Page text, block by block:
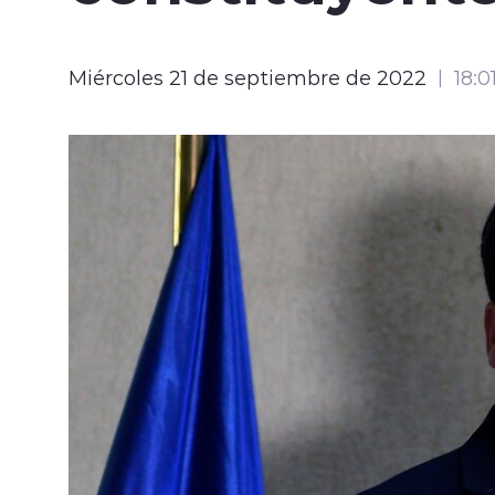
Miércoles 21 de septiembre de 2022